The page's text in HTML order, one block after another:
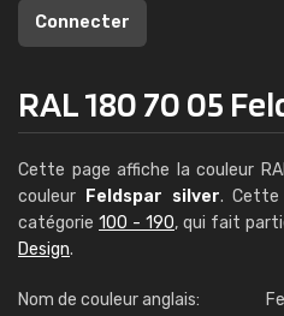
Connecter
RAL 180 70 05
Cette page affiche la couleur
couleur
Feldspar silver. Cette
catégorie 100 - 190, qui fait
Design.
Nom de couleur anglais: